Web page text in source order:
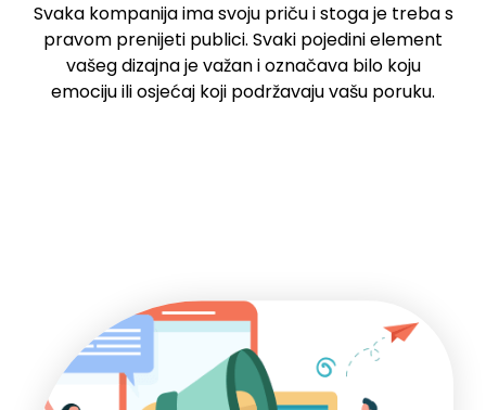
Svaka kompanija ima svoju priču i stoga je treba s
pravom prenijeti publici. Svaki pojedini element
vašeg dizajna je važan i označava bilo koju
emociju ili osjećaj koji podržavaju vašu poruku.